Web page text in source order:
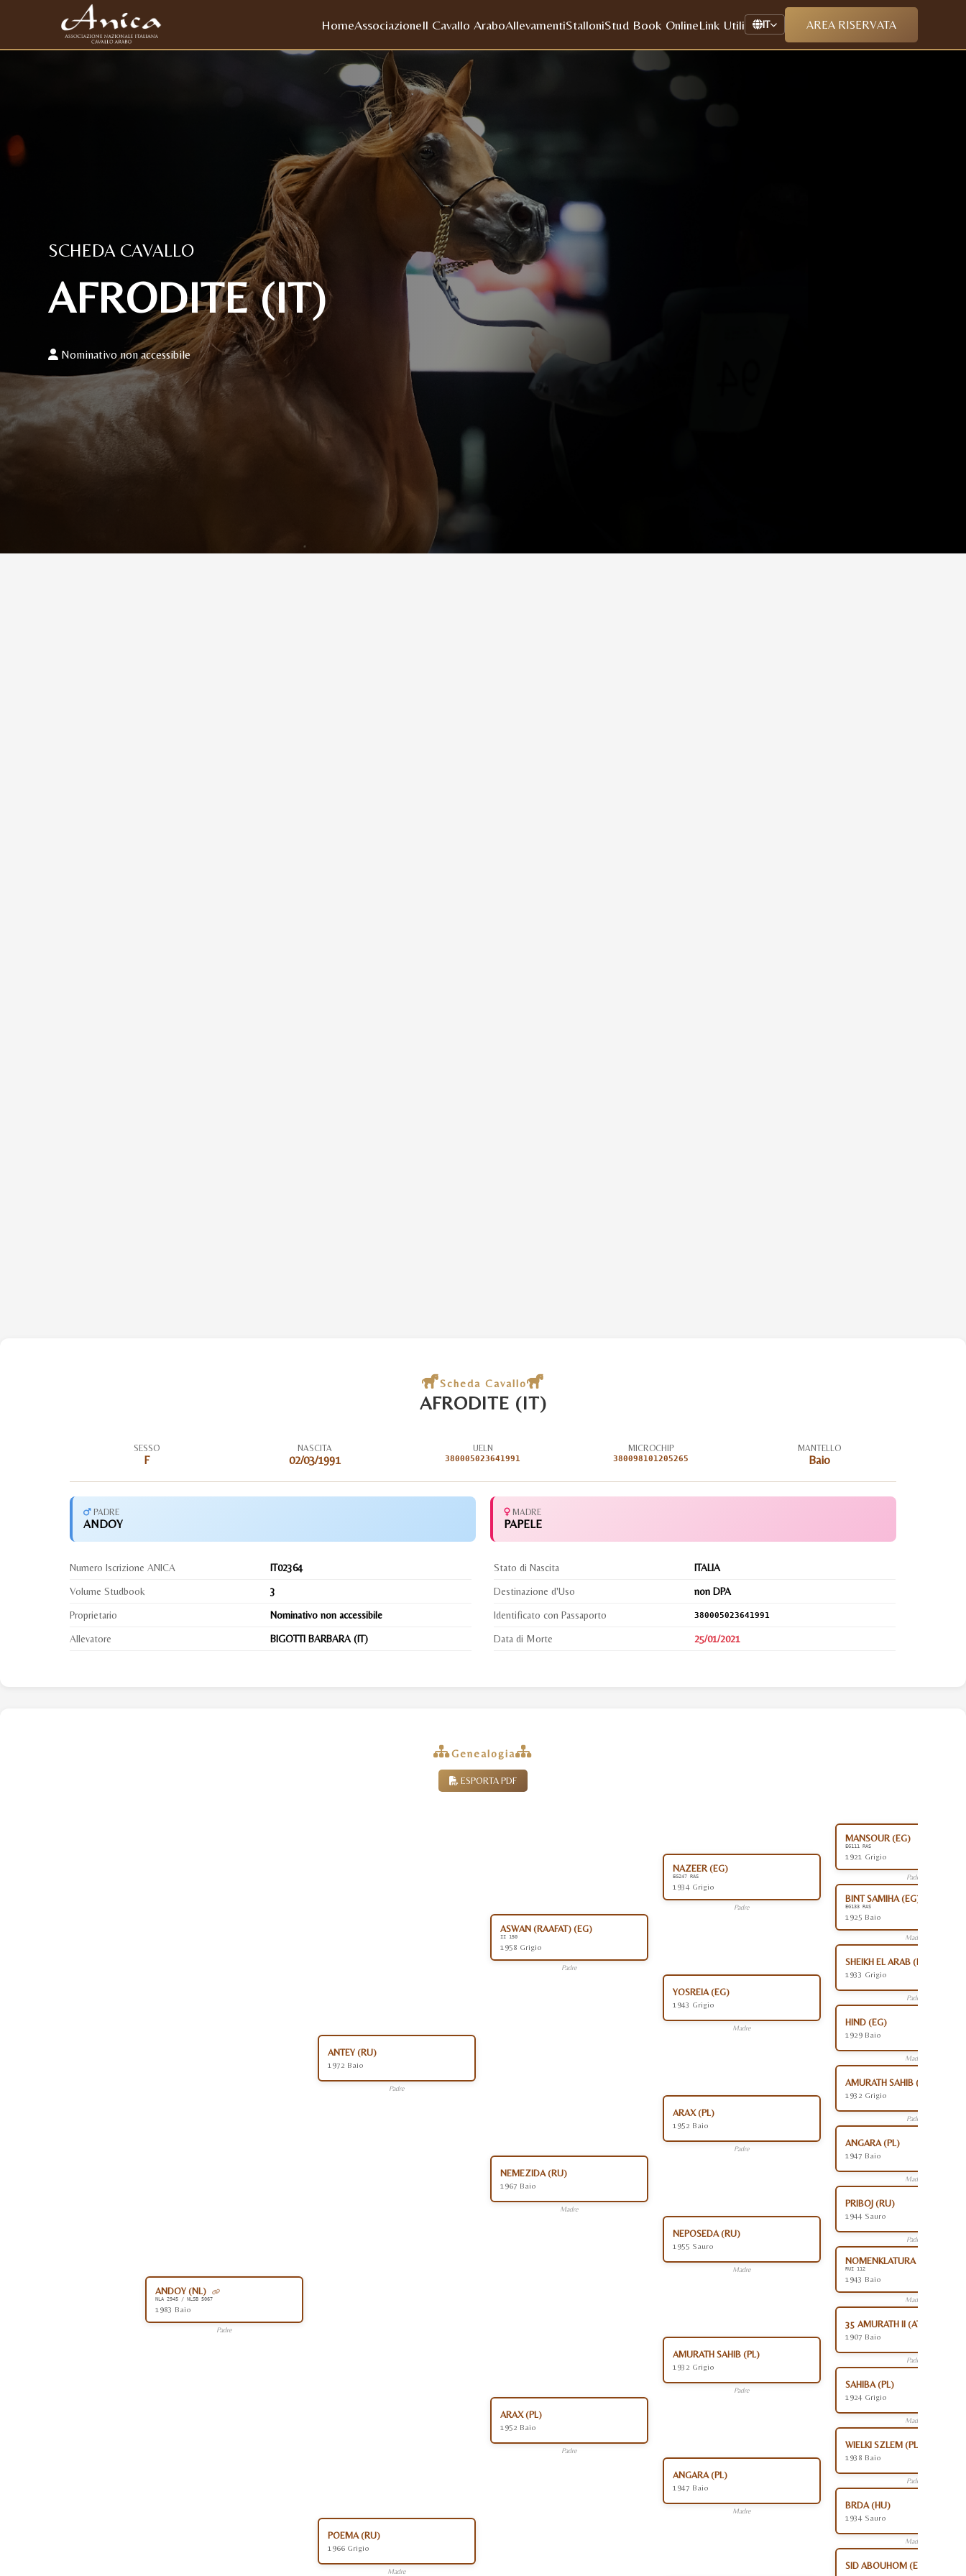
HomeAssociazioneIl Cavallo AraboAllevamentiStalloniStud Book OnlineLink Utili IT AREA RISERVATA
SCHEDA CAVALLO
AFRODITE (IT)
Nominativo non accessibile
Scheda Cavallo
AFRODITE (IT)
SESSO
F
NASCITA
02/03/1991
UELN
380005023641991
MICROCHIP
380098101205265
MANTELLO
Baio
PADRE
ANDOY
MADRE
PAPELE
Numero Iscrizione ANICA IT02364
Volume Studbook 3
Proprietario Nominativo non accessibile
Allevatore BIGOTTI BARBARA (IT)
Stato di Nascita ITALIA
Destinazione d'Uso non DPA
Identificato con Passaporto 380005023641991
Data di Morte 25/01/2021
Genealogia
ESPORTA PDF
ANDOY (NL)
NLA 2945 / NLSB 5067
1983 Baio
Padre
ANTEY (RU)
1972 Baio
Padre
ASWAN (RAAFAT) (EG)
II 150
1958 Grigio
Padre
NAZEER (EG)
EG247 RAS
1934 Grigio
Padre
MANSOUR (EG)
EG111 RAS
1921 Grigio
Padre
BINT SAMIHA (EG)
EG133 RAS
1925 Baio
Madre
YOSREIA (EG)
1943 Grigio
Madre
SHEIKH EL ARAB (EG)
1933 Grigio
Padre
HIND (EG)
1929 Baio
Madre
NEMEZIDA (RU)
1967 Baio
Madre
ARAX (PL)
1952 Baio
Padre
AMURATH SAHIB (PL)
1932 Grigio
Padre
ANGARA (PL)
1947 Baio
Madre
NEPOSEDA (RU)
1955 Sauro
Madre
PRIBOJ (RU)
1944 Sauro
Padre
NOMENKLATURA (RU)
RUI 112
1943 Baio
Madre
POEMA (RU)
1966 Grigio
Madre
ARAX (PL)
1952 Baio
Padre
AMURATH SAHIB (PL)
1932 Grigio
Padre
35 AMURATH II (AT)
1907 Baio
Padre
SAHIBA (PL)
1924 Grigio
Madre
ANGARA (PL)
1947 Baio
Madre
WIELKI SZLEM (PL)
1938 Baio
Padre
BRDA (HU)
1934 Sauro
Madre
SID ABOUHOM (EG)